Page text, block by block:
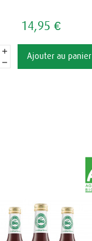
14,95 €
Ajouter au panier